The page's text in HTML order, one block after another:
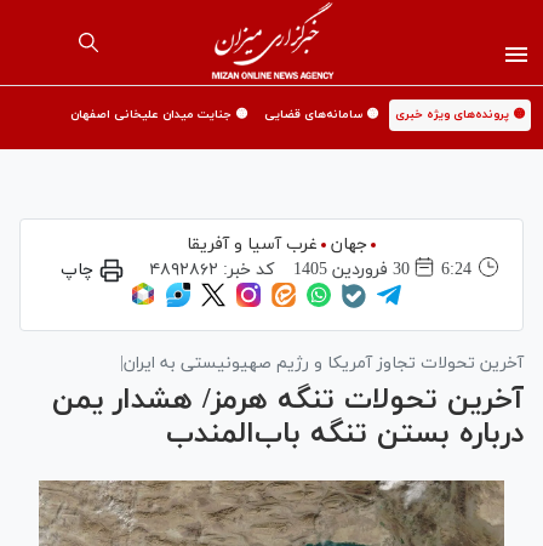
🟡 پرونده‌های ویژه خبری 🟡 سامانه‌های قضایی 🟡 جنایت میدان علیخانی اصفهان
جهان
غرب آسیا و آفریقا
6:24
30 فروردين 1405 کد خبر: ۴۸۹۲۸۶۲ چاپ
آخرین تحولات تجاوز آمریکا و رژیم صهیونیستی به ایران|
آخرین تحولات تنگه هرمز/ هشدار یمن
درباره بستن تنگه باب‌المندب